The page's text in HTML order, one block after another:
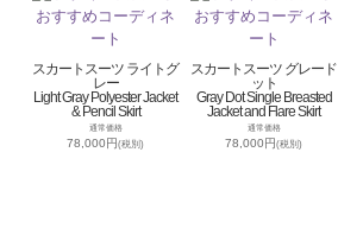
スカートスーツ ライトグ
レー
Light Gray Polyester Jacket
& Pencil Skirt
通常価格
78,000円(税別)
スカートスーツ グレード
ット
Gray Dot Single Breasted
Jacket and Flare Skirt
通常価格
78,000円(税別)